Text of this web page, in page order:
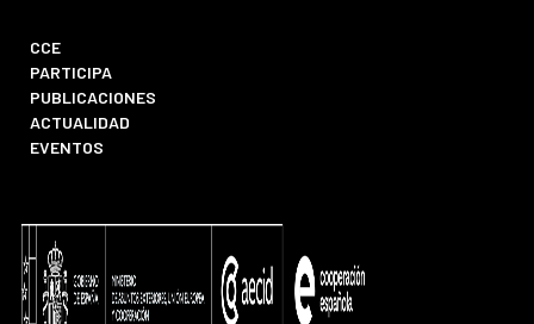
CCE
PARTICIPA
PUBLICACIONES
ACTUALIDAD
EVENTOS